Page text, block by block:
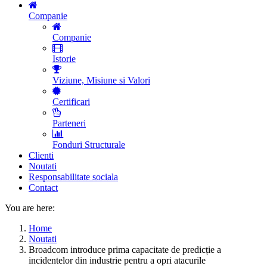
Companie
Companie
Istorie
Viziune, Misiune si Valori
Certificari
Parteneri
Fonduri Structurale
Clienti
Noutati
Responsabilitate sociala
Contact
You are here:
Home
Noutati
Broadcom introduce prima capacitate de predicție a
incidentelor din industrie pentru a opri atacurile